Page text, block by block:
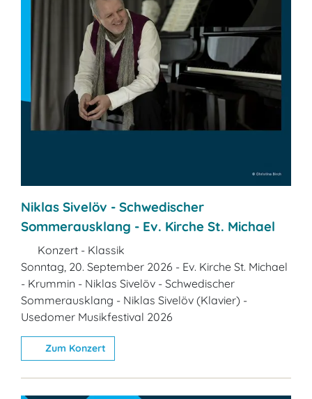
Niklas Sivelöv - Schwedischer
Sommerausklang - Ev. Kirche St. Michael
Konzert - Klassik
Sonntag, 20. September 2026 - Ev. Kirche St. Michael
- Krummin - Niklas Sivelöv - Schwedischer
Sommerausklang - Niklas Sivelöv (Klavier) -
Usedomer Musikfestival 2026
Zum Konzert